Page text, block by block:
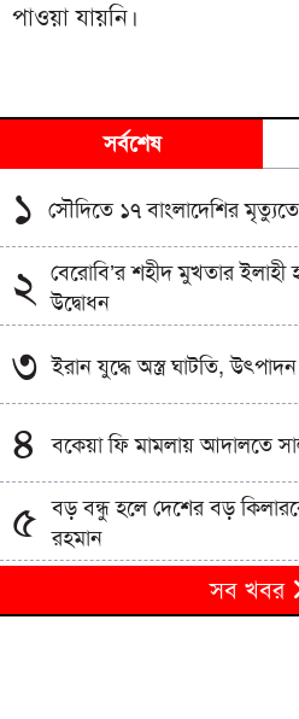
পাওয়া যায়নি।
সর্বশেষ
১ সৌদিতে ১৭ বাংলাদেশির মৃত্যুতে
২ বেরোবি’র শহীদ মুখতার
উদ্বোধন
৩ ইরান যুদ্ধে অস্ত্র ঘাটতি,
৪ বকেয়া ফি মামলায় আদালতে
৫ বড় বন্ধু হলে দেশের বড়
রহমান
৬ দেশে আবারও প্রাণঘাতীসব খবর